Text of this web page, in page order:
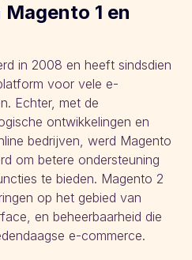
1 en
in 2008 en heeft sindsdien
voor vele e-
Echter, met de
ontwikkelingen en
bedrijven, werd Magento
om betere ondersteuning
te bieden. Magento 2
op het gebied van
en beheerbaarheid die
e-commerce.